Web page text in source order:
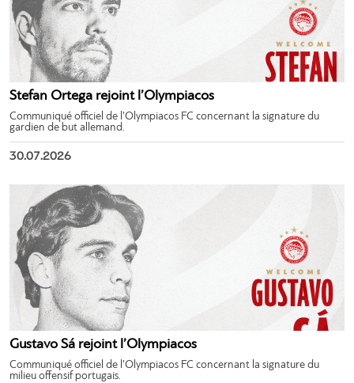
Stefan Ortega rejoint l’Olympiacos
Communiqué officiel de l’Olympiacos FC concernant la signature du
gardien de but allemand.
30.07.2026
Gustavo Sá rejoint l’Olympiacos
Communiqué officiel de l’Olympiacos FC concernant la signature du
milieu offensif portugais.